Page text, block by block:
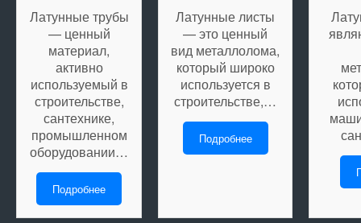
Латунные трубы
— ценный
материал,
активно
используемый в
строительстве,
сантехнике,
промышленном
оборудовании…
Подробнее
Латунные листы
— это ценный
вид металлолома,
который широко
используется в
строительстве,…
Подробнее